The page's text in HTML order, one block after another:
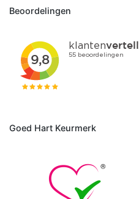
Beoordelingen
Goed Hart Keurmerk